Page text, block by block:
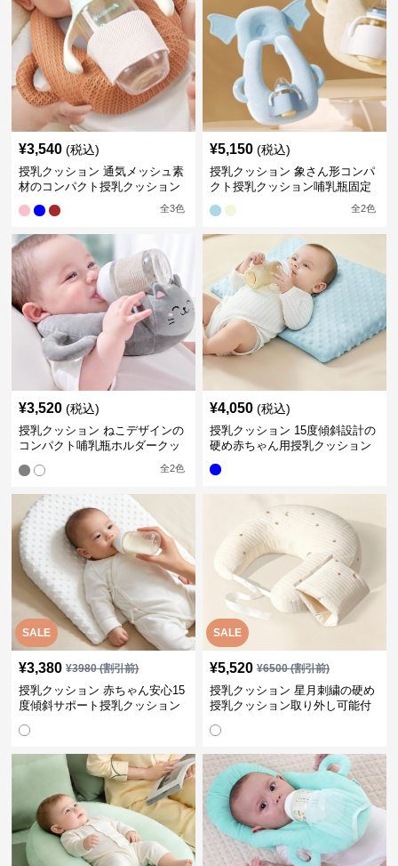
¥3,540 (税込)
授乳クッション 通気メッシュ素
材のコンパクト授乳クッション
全3色
¥5,150 (税込)
授乳クッション 象さん形コンパ
クト授乳クッション哺乳瓶固定
全2色
¥3,520 (税込)
授乳クッション ねこデザインの
コンパクト哺乳瓶ホルダークッ
全2色
¥4,050 (税込)
授乳クッション 15度傾斜設計の
硬め赤ちゃん用授乳クッション
SALE
¥3,380 ¥3980(割引前)
授乳クッション 赤ちゃん安心15
度傾斜サポート授乳クッション
SALE
¥5,520 ¥6500(割引前)
授乳クッション 星月刺繍の硬め
授乳クッション取り外し可能付